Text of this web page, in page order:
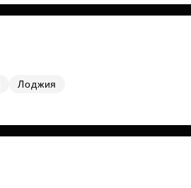
Лоджия